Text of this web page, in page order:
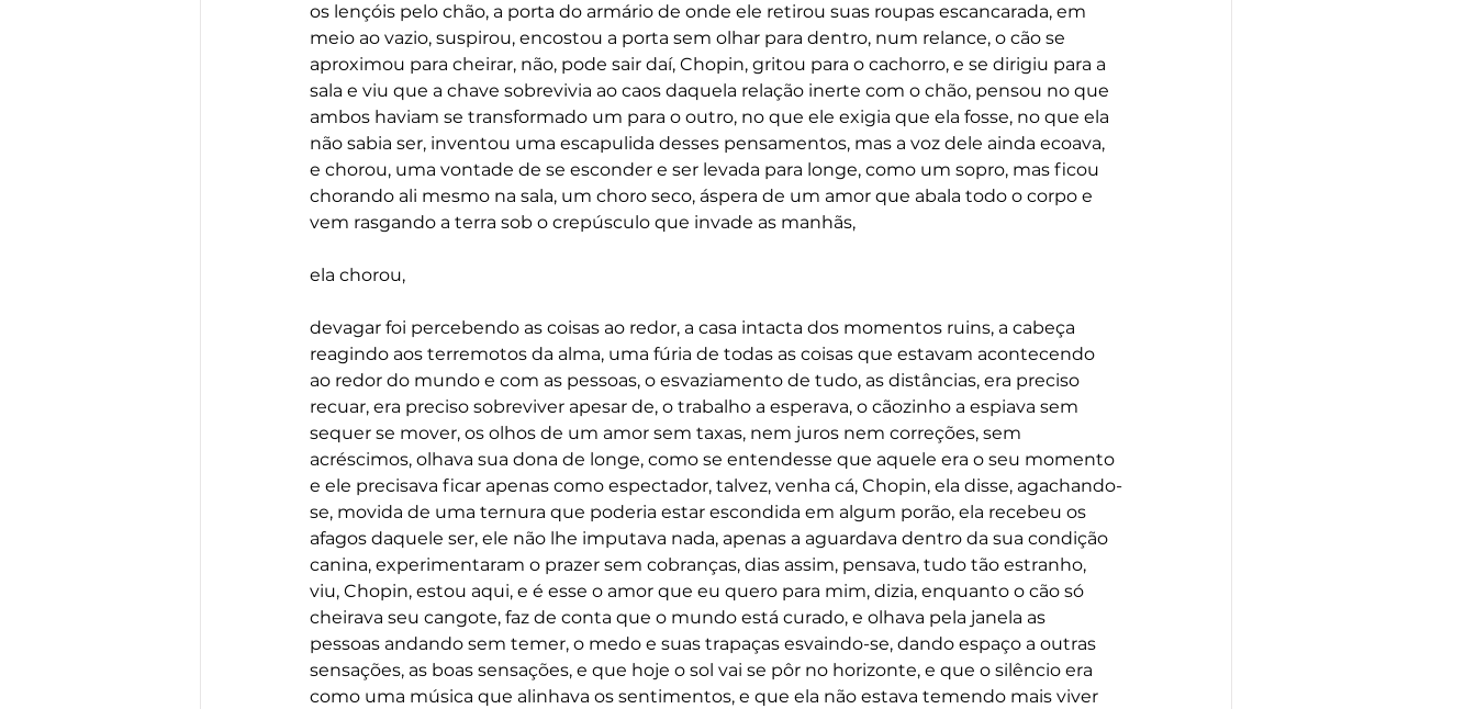
os lençóis pelo chão, a porta do armário de onde ele retirou suas roupas escancarada, em
meio ao vazio, suspirou, encostou a porta sem olhar para dentro, num relance, o cão se
aproximou para cheirar, não, pode sair daí, Chopin, gritou para o cachorro, e se dirigiu para a
sala e viu que a chave sobrevivia ao caos daquela relação inerte com o chão, pensou no que
ambos haviam se transformado um para o outro, no que ele exigia que ela fosse, no que ela
não sabia ser, inventou uma escapulida desses pensamentos, mas a voz dele ainda ecoava,
e chorou, uma vontade de se esconder e ser levada para longe, como um sopro, mas ficou
chorando ali mesmo na sala, um choro seco, áspera de um amor que abala todo o corpo e
vem rasgando a terra sob o crepúsculo que invade as manhãs,
ela chorou,
devagar foi percebendo as coisas ao redor, a casa intacta dos momentos ruins, a cabeça
reagindo aos terremotos da alma, uma fúria de todas as coisas que estavam acontecendo
ao redor do mundo e com as pessoas, o esvaziamento de tudo, as distâncias, era preciso
recuar, era preciso sobreviver apesar de, o trabalho a esperava, o cãozinho a espiava sem
sequer se mover, os olhos de um amor sem taxas, nem juros nem correções, sem
acréscimos, olhava sua dona de longe, como se entendesse que aquele era o seu momento
e ele precisava ficar apenas como espectador, talvez, venha cá, Chopin, ela disse, agachando-
se, movida de uma ternura que poderia estar escondida em algum porão, ela recebeu os
afagos daquele ser, ele não lhe imputava nada, apenas a aguardava dentro da sua condição
canina, experimentaram o prazer sem cobranças, dias assim, pensava, tudo tão estranho,
viu, Chopin, estou aqui, e é esse o amor que eu quero para mim, dizia, enquanto o cão só
cheirava seu cangote, faz de conta que o mundo está curado, e olhava pela janela as
pessoas andando sem temer, o medo e suas trapaças esvaindo-se, dando espaço a outras
sensações, as boas sensações, e que hoje o sol vai se pôr no horizonte, e que o silêncio era
como uma música que alinhava os sentimentos, e que ela não estava temendo mais viver